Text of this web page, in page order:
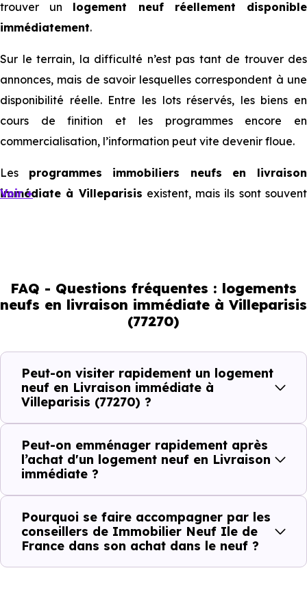
trouver un logement neuf réellement disponible
immédiatement.
Sur le terrain, la difficulté n’est pas tant de trouver des
annonces, mais de savoir lesquelles correspondent à une
disponibilité réelle. Entre les lots réservés, les biens en
cours de finition et les programmes encore en
commercialisation, l’information peut vite devenir floue.
Les programmes immobiliers neufs en livraison
immédiate à Villeparisis existent, mais ils sont souvent
Livraison immédiate : ce que vous
pouvez réellement faire
concrète. Le logement neuf est là, vous pouvez le voir, et
le projet peut avancer rapidement.
Action Ce que cela change pour vous
Visiter Vous voyez le bien tel qu’il est
Comparer Vous comparez des biens réels
Voir +
FAQ - Questions fréquentes : logements
neufs en livraison immédiate à Villeparisis
(77270)
Peut-on visiter rapidement un logement
neuf en Livraison immédiate à
Villeparisis (77270) ?
Peut-on emménager rapidement après
l’achat d'un logement neuf en Livraison
immédiate ?
Pourquoi se faire accompagner par les
conseillers de Immobilier Neuf Ile de
France dans son achat dans le neuf ?